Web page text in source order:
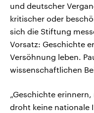
und deutscher
kritischer oder
sich die Stiftung
Vorsatz: Geschichte
Versöhnung leben.
wissenschaftlichen
„Geschichte
droht keine nationale